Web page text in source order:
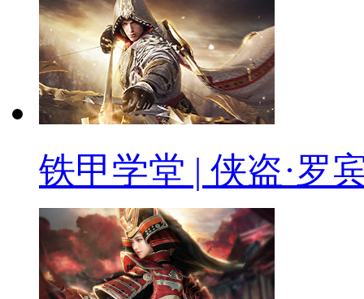
铁甲学堂 | 侠盗·罗